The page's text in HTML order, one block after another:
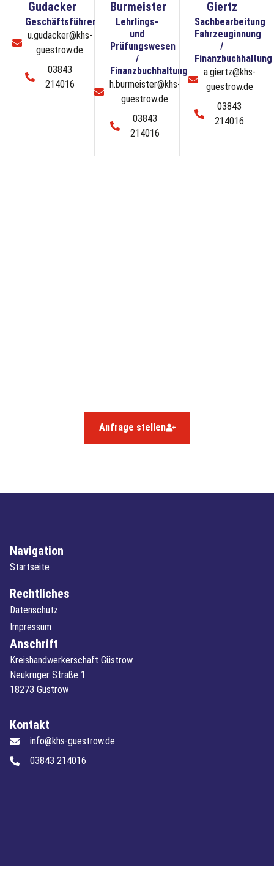
Gudacker
Geschäftsführer
u.gudacker@khs-
guestrow.de
03843
214016
Burmeister
Lehrlings-
und
Prüfungswesen
/
Finanzbuchhaltung
h.burmeister@khs-
guestrow.de
03843
214016
Giertz
Sachbearbeitung
Fahrzeuginnung
/
Finanzbuchhaltung
a.giertz@khs-
guestrow.de
03843
214016
Anfrage stellen
Navigation
Startseite
Rechtliches
Datenschutz
Impressum
Anschrift
Kreishandwerkerschaft Güstrow
Neukruger Straße 1
18273 Güstrow
Kontakt
info@khs-guestrow.de
03843 214016